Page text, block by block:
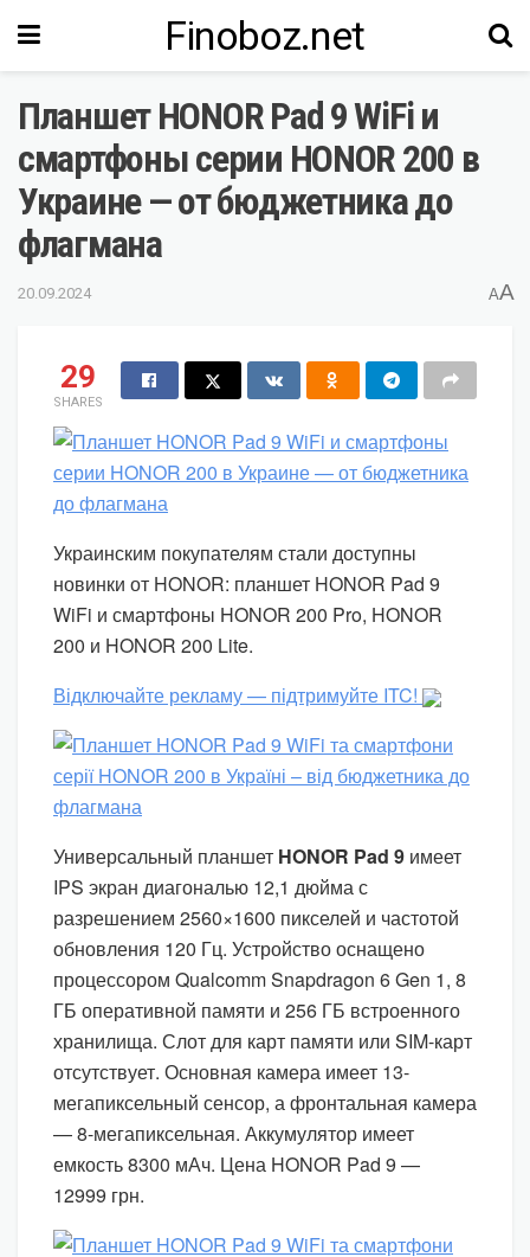
Finoboz.net
Планшет HONOR Pad 9 WiFi и
смартфоны серии HONOR 200 в
Украине — от бюджетника до
флагмана
20.09.2024 AA
29
SHARES
Украинским покупателям стали доступны
новинки от HONOR: планшет HONOR Pad 9
WiFi и смартфоны HONOR 200 Pro, HONOR
200 и HONOR 200 Lite.
Відключайте рекламу — підтримуйте ITC!
Универсальный планшет HONOR Pad 9 имеет
IPS экран диагональю 12,1 дюйма с
разрешением 2560×1600 пикселей и частотой
обновления 120 Гц. Устройство оснащено
процессором Qualcomm Snapdragon 6 Gen 1, 8
ГБ оперативной памяти и 256 ГБ встроенного
хранилища. Слот для карт памяти или SIM-карт
отсутствует. Основная камера имеет 13-
мегапиксельный сенсор, а фронтальная камера
— 8-мегапиксельная. Аккумулятор имеет
емкость 8300 мАч. Цена HONOR Pad 9 —
12999 грн.